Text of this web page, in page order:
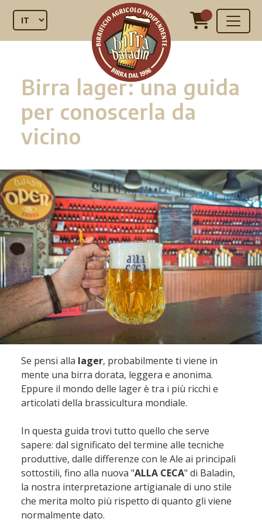
Birra lager: una guida
per conoscerla da
vicino
Se pensi alla lager, probabilmente ti viene in
mente una birra dorata, leggera e anonima.
Eppure il mondo delle lager è tra i più ricchi e
articolati della brassicultura mondiale.
In questa guida trovi tutto quello che serve
sapere: dal significato del termine alle tecniche
produttive, dalle differenze con le Ale ai principali
sottostili, fino alla nuova "ALLA CECA" di Baladin,
la nostra interpretazione artigianale di uno stile
che merita molto più rispetto di quanto gli viene
normalmente dato.